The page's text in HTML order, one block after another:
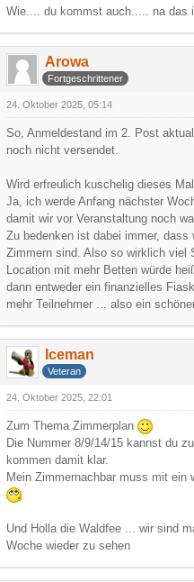
Wie.... du kommst auch..... na das
Arowa
Fortgeschrittener
24. Oktober 2025, 05:14
So, Anmeldestand im 2. Post
noch nicht versendet.
Wird erfreulich kuschelig dieses
Ja, ich werde Anfang nächster
damit wir vor Veranstaltung noch
Zu bedenken ist dabei immer,
Zimmern sind. Also so wirklich viel
Location mit mehr Betten würde
dann entweder ein finanzielles
mehr Teilnehmer ... also ein
Iceman
Veteran
24. Oktober 2025, 22:01
Zum Thema Zimmerplan
Die Nummer 8/9/14/15 kannst du
kommen damit klar.
Mein Zimmernachbar muss mit ein
Und Holla die Waldfee ... wir sind
Woche wieder zu sehen